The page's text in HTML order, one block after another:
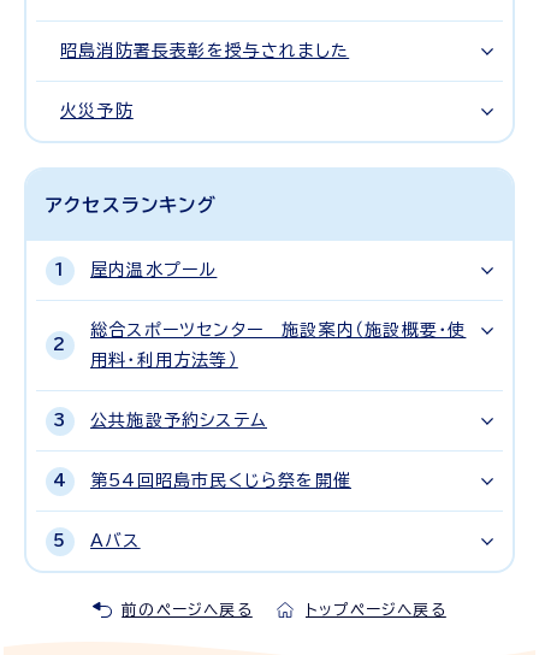
昭島消防署長表彰を授与されました
火災予防
アクセスランキング
屋内温水プール
総合スポーツセンター 施設案内（施設概要・使
用料・利用方法等）
公共施設予約システム
第54回昭島市民くじら祭を開催
Aバス
前のページへ戻る トップページへ戻る